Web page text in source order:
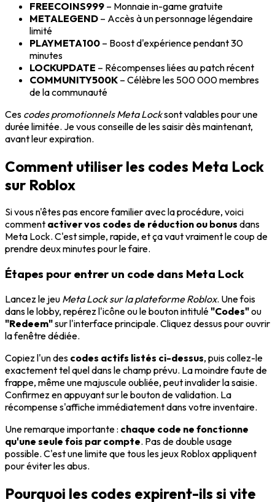
FREECOINS999 – Monnaie in-game gratuite
METALEGEND – Accès à un personnage légendaire
limité
PLAYMETA100 – Boost d'expérience pendant 30
minutes
LOCKUPDATE – Récompenses liées au patch récent
COMMUNITY500K – Célèbre les 500 000 membres
de la communauté
Ces codes promotionnels Meta Locksont valables pour une
durée limitée. Je vous conseille de les saisir dès maintenant,
avant leur expiration.
Comment utiliser les codes Meta Lock
sur Roblox
Si vous n'êtes pas encore familier avec la procédure, voici
comment activer vos codes de réduction ou bonus dans
Meta Lock. C'est simple, rapide, et ça vaut vraiment le coup de
prendre deux minutes pour le faire.
Étapes pour entrer un code dans Meta Lock
Lancez le jeu Meta Lock sur la plateforme Roblox. Une fois
dans le lobby, repérez l'icône ou le bouton intitulé"Codes"ou
"Redeem"sur l'interface principale. Cliquez dessus pour ouvrir
la fenêtre dédiée.
Copiez l'un des codes actifs listés ci-dessus, puis collez-le
exactement tel quel dans le champ prévu. La moindre faute de
frappe, même une majuscule oubliée, peut invalider la saisie.
Confirmez en appuyant sur le bouton de validation. La
récompense s'affiche immédiatement dans votre inventaire.
Une remarque importante : chaque code ne fonctionne
qu'une seule fois par compte. Pas de double usage
possible. C'est une limite que tous les jeux Roblox appliquent
pour éviter les abus.
Pourquoi les codes expirent-ils si vite